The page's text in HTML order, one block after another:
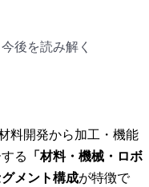
後を読み解く
料開発から加工・機能
る
「材料・機械・ロボ
メント構成が特徴で